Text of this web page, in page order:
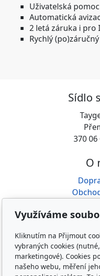
Uživatelská pomoc
Automatická
2 letá záruka i pro
Rychlý
Sídlo
370 06
O
Využíváme
Kliknutím na Přijmout
vybraných cookies
marketingové). Cookies
našeho webu, měření